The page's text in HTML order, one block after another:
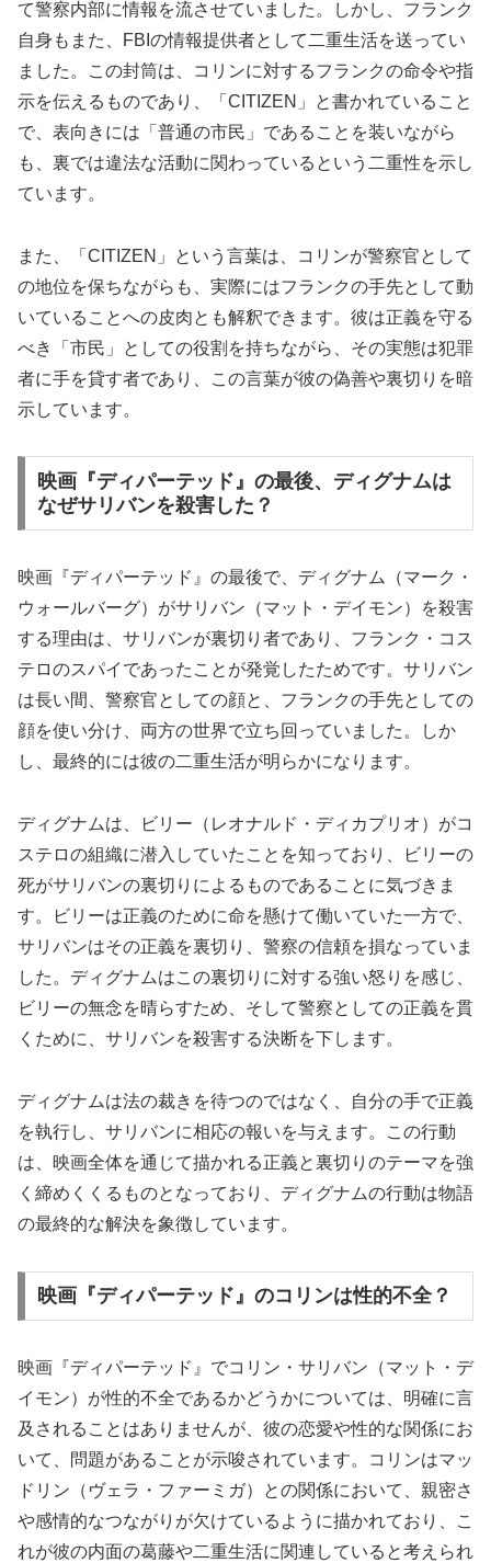
て警察内部に情報を流させていました。しかし、フランク
自身もまた、FBIの情報提供者として二重生活を送ってい
ました。この封筒は、コリンに対するフランクの命令や指
示を伝えるものであり、「CITIZEN」と書かれていること
で、表向きには「普通の市民」であることを装いながら
も、裏では違法な活動に関わっているという二重性を示し
ています。
また、「CITIZEN」という言葉は、コリンが警察官として
の地位を保ちながらも、実際にはフランクの手先として動
いていることへの皮肉とも解釈できます。彼は正義を守る
べき「市民」としての役割を持ちながら、その実態は犯罪
者に手を貸す者であり、この言葉が彼の偽善や裏切りを暗
示しています。
映画『ディパーテッド』の最後、ディグナムは
なぜサリバンを殺害した？
映画『ディパーテッド』の最後で、ディグナム（マーク・
ウォールバーグ）がサリバン（マット・デイモン）を殺害
する理由は、サリバンが裏切り者であり、フランク・コス
テロのスパイであったことが発覚したためです。サリバン
は長い間、警察官としての顔と、フランクの手先としての
顔を使い分け、両方の世界で立ち回っていました。しか
し、最終的には彼の二重生活が明らかになります。
ディグナムは、ビリー（レオナルド・ディカプリオ）がコ
ステロの組織に潜入していたことを知っており、ビリーの
死がサリバンの裏切りによるものであることに気づきま
す。ビリーは正義のために命を懸けて働いていた一方で、
サリバンはその正義を裏切り、警察の信頼を損なっていま
した。ディグナムはこの裏切りに対する強い怒りを感じ、
ビリーの無念を晴らすため、そして警察としての正義を貫
くために、サリバンを殺害する決断を下します。
ディグナムは法の裁きを待つのではなく、自分の手で正義
を執行し、サリバンに相応の報いを与えます。この行動
は、映画全体を通じて描かれる正義と裏切りのテーマを強
く締めくくるものとなっており、ディグナムの行動は物語
の最終的な解決を象徴しています。
映画『ディパーテッド』のコリンは性的不全？
映画『ディパーテッド』でコリン・サリバン（マット・デ
イモン）が性的不全であるかどうかについては、明確に言
及されることはありませんが、彼の恋愛や性的な関係にお
いて、問題があることが示唆されています。コリンはマッ
ドリン（ヴェラ・ファーミガ）との関係において、親密さ
や感情的なつながりが欠けているように描かれており、こ
れが彼の内面の葛藤や二重生活に関連していると考えられ